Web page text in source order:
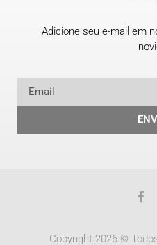
Adicione seu e-mail em
Copyright 2026 ©